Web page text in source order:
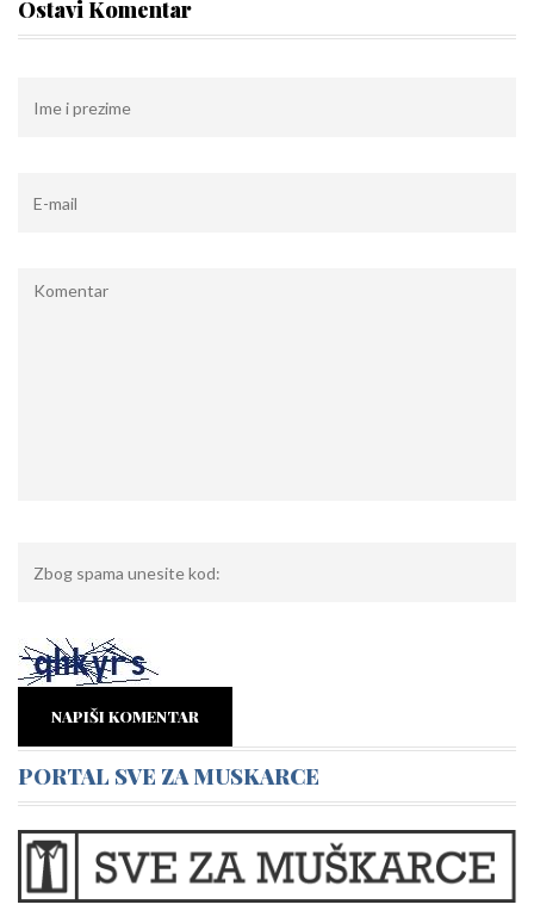
Ostavi Komentar
NAPIŠI KOMENTAR
PORTAL SVE ZA MUSKARCE